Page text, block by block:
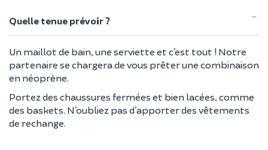
Quelle tenue prévoir ?
Un maillot de bain, une serviette et c’est tout ! Notre
partenaire se chargera de vous prêter une combinaison
en néoprène.
Portez des chaussures fermées et bien lacées, comme
des baskets. N’oubliez pas d’apporter des vêtements
de rechange.